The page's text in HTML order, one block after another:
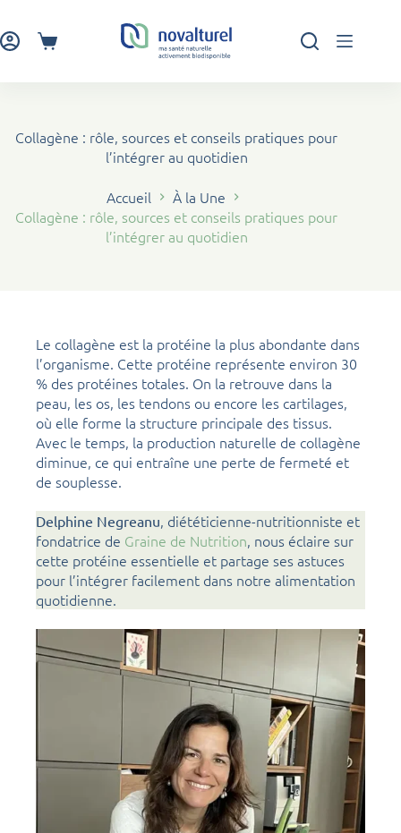
au
contenuPanier
Collagène : rôle, sources et conseils pratiques pour
l’intégrer au quotidien
Accueil
À la Une
Collagène : rôle, sources et conseils pratiques pour
l’intégrer au quotidien
Le collagène est la protéine la plus abondante dans
l’organisme. Cette protéine représente environ 30
% des protéines totales. On la retrouve dans la
peau, les os, les tendons ou encore les cartilages,
où elle forme la structure principale des tissus.
Avec le temps, la production naturelle de collagène
diminue, ce qui entraîne une perte de fermeté et
de souplesse.
Delphine Negreanu, diététicienne-nutritionniste et
fondatrice de Graine de Nutrition, nous éclaire sur
cette protéine essentielle et partage ses astuces
pour l’intégrer facilement dans notre alimentation
quotidienne.